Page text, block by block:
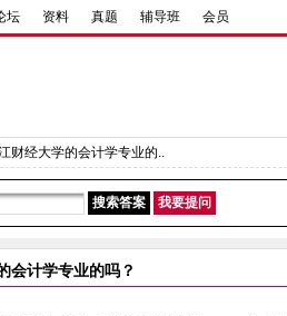
坛 资料 真题 辅导班 会员
财经大学的会计学专业的..
会计学专业的吗？